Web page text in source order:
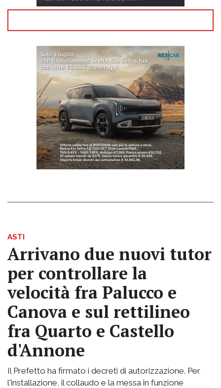
ASTI
Arrivano due nuovi tutor
per controllare la
velocità fra Palucco e
Canova e sul rettilineo
fra Quarto e Castello
d'Annone
Il Prefetto ha firmato i decreti di autorizzazione. Per
l'installazione, il collaudo e la messa in funzione